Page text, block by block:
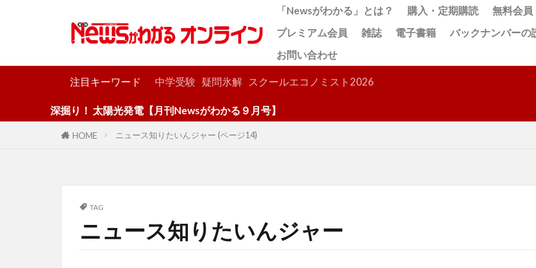
「Newsがわかる」とは？ 購入・定期購読
無料会員
プレミアム会員
雑誌 電子書籍
バックナンバーの
お問い合わせ
注目キーワード 中学受験 疑問氷解 スクールエコノミスト2026
掘り！ 太陽光発電【月刊Newsがわかる９月号】
HOME ニュース知りたいんジャー (ページ14)
TAG
ニュース知りたいんジャー
検索